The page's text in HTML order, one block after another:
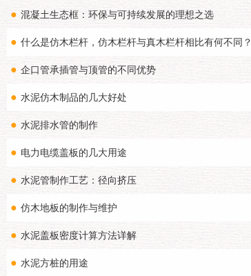
● 混凝土生态框：环保与可持续发展的理想之选
● 什么是仿木栏杆，仿木栏杆与真木栏杆相比有何不同？
● 企口管承插管与顶管的不同优势
● 水泥仿木制品的几大好处
● 水泥排水管的制作
● 电力电缆盖板的几大用途
● 水泥管制作工艺：径向挤压
● 仿木地板的制作与维护
● 水泥盖板密度计算方法详解
● 水泥方桩的用途